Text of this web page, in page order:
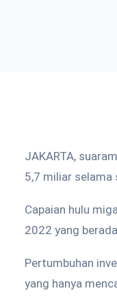
JAKARTA,
5,7 miliar
Capaian hulu
2022 yang
Pertumbuhan
yang hanya